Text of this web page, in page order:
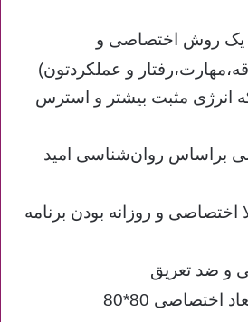
یک روش اختصاصی و
و عملکردتون)
انرژی مثبت بیشتر و استرس
براساس روان‌شناسی امید
اختصاصی و روزانه بودن برنامه
و ضد تعریق
اختصاصی 80*80